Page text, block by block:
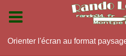
Orienter l'écran au format